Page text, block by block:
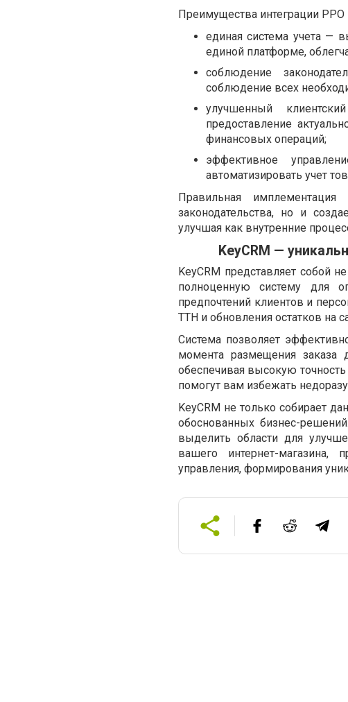
Преимущества интеграции
единая система учета —
единой платформе,
соблюдение
соблюдение всех
улучшенный
предоставление
финансовых операций;
эффективное
автоматизировать учет
Правильная
законодательства, но и
улучшая как внутренние
KeyCRM —
KeyCRM представляет собой
полноценную систему для
предпочтений клиентов и
ТТН и обновления остатков на
Система позволяет
момента размещения заказа
обеспечивая высокую
помогут вам избежать
KeyCRM не только собирает
обоснованных бизнес-
выделить области для
вашего интернет-магазина,
управления, формирования